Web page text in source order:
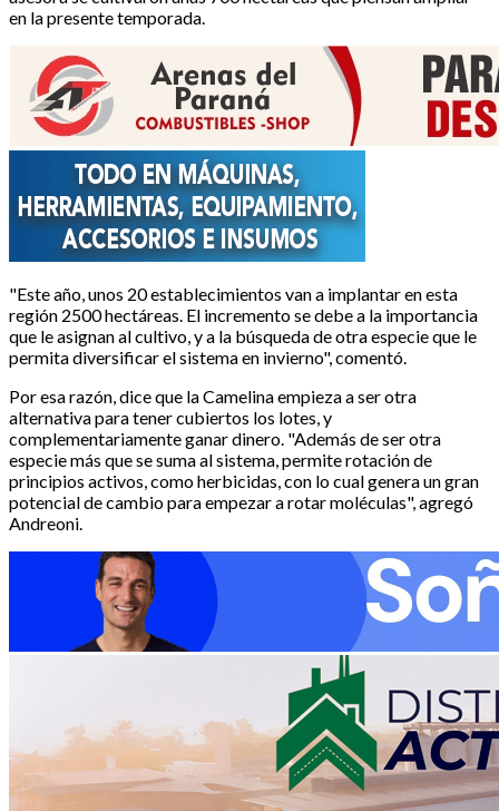
en la presente temporada.
"Este año, unos 20 establecimientos van a implantar en esta
región 2500 hectáreas. El incremento se debe a la importancia
que le asignan al cultivo, y a la búsqueda de otra especie que le
permita diversificar el sistema en invierno", comentó.
Por esa razón, dice que la Camelina empieza a ser otra
alternativa para tener cubiertos los lotes, y
complementariamente ganar dinero. "Además de ser otra
especie más que se suma al sistema, permite rotación de
principios activos, como herbicidas, con lo cual genera un gran
potencial de cambio para empezar a rotar moléculas", agregó
Andreoni.